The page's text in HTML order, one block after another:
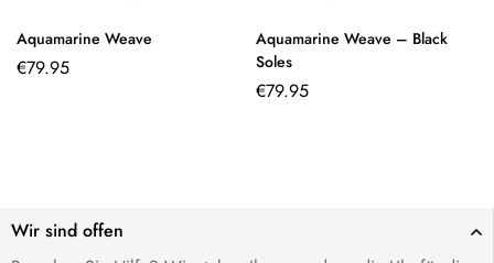
Aquamarine Weave
€79.95
Aquamarine Weave – Black
Soles
€79.95
Wir sind offen